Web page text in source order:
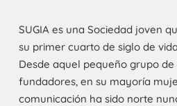
SUGIA es una Sociedad joven
su primer cuarto de siglo de
Desde aquel pequeño grupo de
fundadores, en su mayoría
comunicación ha sido norte